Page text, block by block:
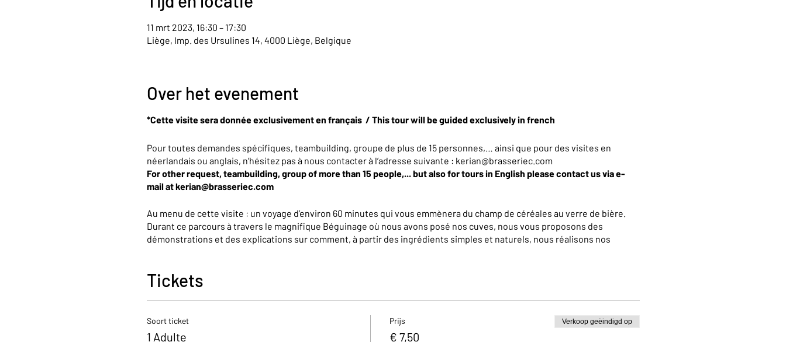
11 mrt 2023, 16:30 – 17:30
Liège, Imp. des Ursulines 14, 4000 Liège, Belgique
Over het evenement
*Cette visite sera donnée exclusivement en français / This tour will be guided exclusively in french
Pour toutes demandes spécifiques, teambuilding, groupe de plus de 15 personnes,… ainsi que pour des visites en
néerlandais ou anglais, n’hésitez pas à nous contacter à l’adresse suivante : kerian@brasseriec.com
For other request, teambuilding, group of more than 15 people,... but also for tours in English please contact us via e-
mail at kerian@brasseriec.com
Au menu de cette visite : un voyage d’environ 60 minutes qui vous emmènera du champ de céréales au verre de bière.
Durant ce parcours à travers le magnifique Béguinage où nous avons posé nos cuves, nous vous proposons des
démonstrations et des explications sur comment, à partir des ingrédients simples et naturels, nous réalisons nos
Choisissez la date qui vous convient dans la liste ci-dessous et réservez en ligne
Si vous réservez en dernière minute, rejoignez un groupe existant et incomplet en réservant par téléphone au
Tickets
Soort ticket
1 Adulte
Prijs
€ 7,50
Verkoop geëindigd op